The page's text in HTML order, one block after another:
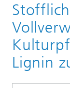
Forschung
Lignin